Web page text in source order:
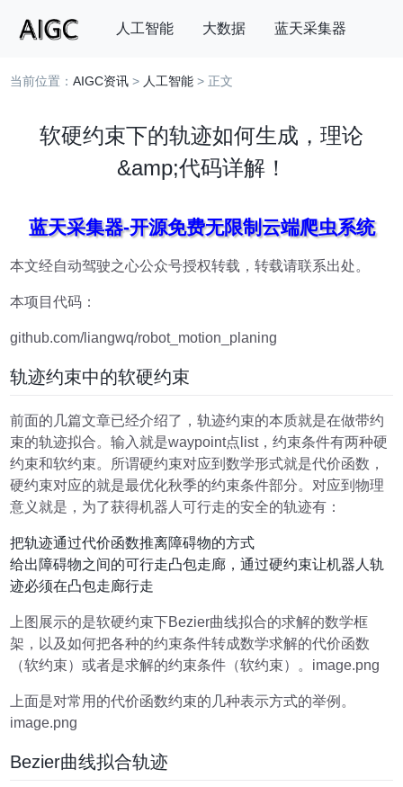
人工智能 大数据 蓝天采集器
搜索
当前位置：AIGC资讯 > 人工智能 > 正文
软硬约束下的轨迹如何生成，理论
&amp;代码详解！
蓝天采集器-开源免费无限制云端爬虫系统
本文经自动驾驶之心公众号授权转载，转载请联系出处。
本项目代码：
github.com/liangwq/robot_motion_planing
轨迹约束中的软硬约束
前面的几篇文章已经介绍了，轨迹约束的本质就是在做带约
束的轨迹拟合。输入就是waypoint点list，约束条件有两种硬
约束和软约束。所谓硬约束对应到数学形式就是代价函数，
硬约束对应的就是最优化秋季的约束条件部分。对应到物理
意义就是，为了获得机器人可行走的安全的轨迹有：
把轨迹通过代价函数推离障碍物的方式
给出障碍物之间的可行走凸包走廊，通过硬约束让机器人轨
迹必须在凸包走廊行走
上图展示的是软硬约束下Bezier曲线拟合的求解的数学框
架，以及如何把各种的约束条件转成数学求解的代价函数
（软约束）或者是求解的约束条件（软约束）。image.png
上面是对常用的代价函数约束的几种表示方式的举例。
image.png
Bezier曲线拟合轨迹